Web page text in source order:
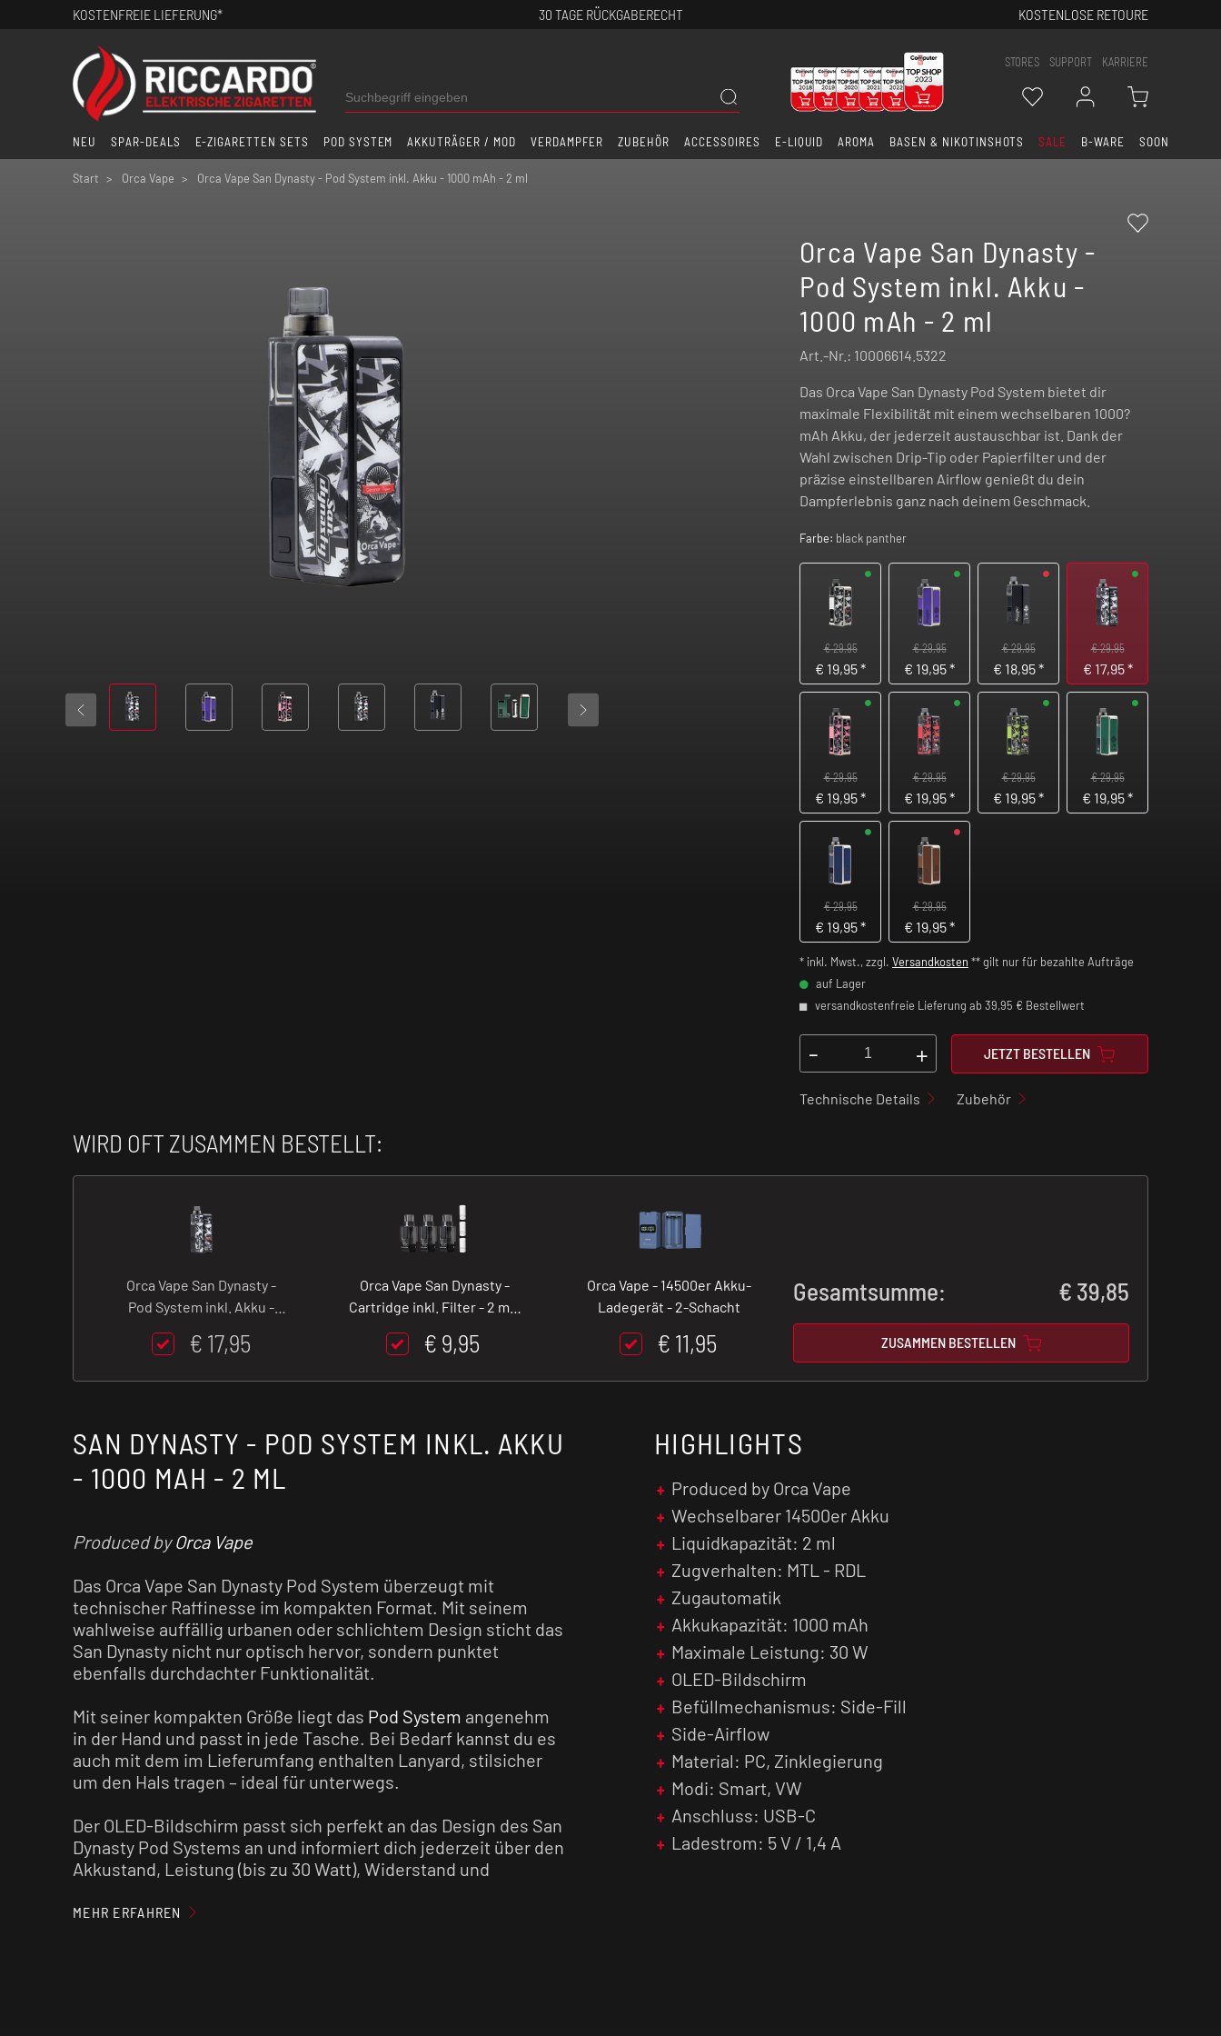
KOSTENFREIE LIEFERUNG* 30 TAGE RÜCKGABERECHT KOSTENLOSE RETOURE
STORES SUPPORT KARRIERE
NEU SPAR-DEALS E-ZIGARETTEN SETS POD SYSTEM AKKUTRÄGER / MOD VERDAMPFER ZUBEHÖR ACCESSOIRES E-LIQUID AROMA BASEN & NIKOTINSHOTS SALE B-WARE SOON
Start Orca Vape Orca Vape San Dynasty - Pod System inkl. Akku - 1000 mAh - 2 ml
Orca Vape San Dynasty -
Pod System inkl. Akku -
1000 mAh - 2 ml
Art.-Nr.: 10006614.5322
Das Orca Vape San Dynasty Pod System bietet dir
maximale Flexibilität mit einem wechselbaren 1000?
mAh Akku, der jederzeit austauschbar ist. Dank der
Wahl zwischen Drip-Tip oder Papierfilter und der
präzise einstellbaren Airflow genießt du dein
Dampferlebnis ganz nach deinem Geschmack.
Farbe: black panther
€ 29,95
€ 19,95*
€ 29,95
€ 19,95*
€ 29,95
€ 18,95*
€ 29,95
€ 17,95*
€ 29,95
€ 19,95*
€ 29,95
€ 19,95*
€ 29,95
€ 19,95*
€ 29,95
€ 19,95*
€ 29,95
€ 19,95*
€ 29,95
€ 19,95*
* inkl. Mwst., zzgl. Versandkosten ** gilt nur für bezahlte Aufträge
auf Lager
versandkostenfreie Lieferung ab 39,95 € Bestellwert
- + JETZT BESTELLEN
Technische Details Zubehör
WIRD OFT ZUSAMMEN BESTELLT:
Orca Vape San Dynasty -
Pod System inkl. Akku -
€ 17,95
Orca Vape San Dynasty -
Cartridge inkl. Filter - 2 ml -
€ 9,95
Orca Vape - 14500er Akku-
Ladegerät - 2-Schacht
€ 11,95
Gesamtsumme: € 39,85
ZUSAMMEN BESTELLEN
SAN DYNASTY - POD SYSTEM INKL. AKKU
- 1000 MAH - 2 ML
Produced byOrca Vape
Das Orca Vape San Dynasty Pod System überzeugt mit
technischer Raffinesse im kompakten Format. Mit seinem
wahlweise auffällig urbanen oder schlichtem Design sticht das
San Dynasty nicht nur optisch hervor, sondern punktet
ebenfalls durchdachter Funktionalität.
Mit seiner kompakten Größe liegt das Pod System angenehm
in der Hand und passt in jede Tasche. Bei Bedarf kannst du es
auch mit dem im Lieferumfang enthalten Lanyard, stilsicher
um den Hals tragen – ideal für unterwegs.
Der OLED-Bildschirm passt sich perfekt an das Design des San
Dynasty Pod Systems an und informiert dich jederzeit über den
Akkustand, Leistung (bis zu 30 Watt), Widerstand und
MEHR ERFAHREN
HIGHLIGHTS
Produced by Orca Vape
Wechselbarer 14500er Akku
Liquidkapazität: 2 ml
Zugverhalten: MTL - RDL
Zugautomatik
Akkukapazität: 1000 mAh
Maximale Leistung: 30 W
OLED-Bildschirm
Befüllmechanismus: Side-Fill
Side-Airflow
Material: PC, Zinklegierung
Modi: Smart, VW
Anschluss: USB-C
Ladestrom: 5 V / 1,4 A